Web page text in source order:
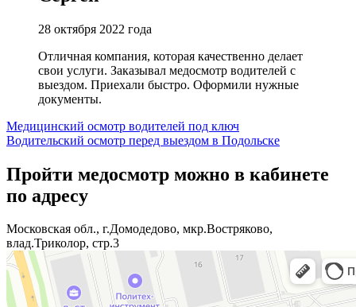
28 октября 2022 года
Отличная компания, которая качественно делает
свои услуги. Заказывал медосмотр водителей с
выездом. Приехали быстро. Оформили нужные
документы.
Навигация
по
записям
Медицинский осмотр водителей под ключ
Водительский осмотр перед выездом в Подольске
Пройти медосмотр можно в кабинете
по адресу
Московская обл., г.Домодедово, мкр.Востряково,
влад.Триколор, стр.3